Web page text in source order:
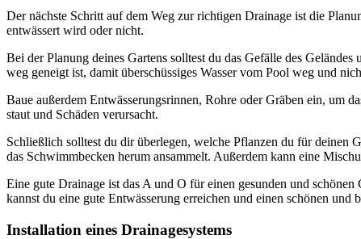
Der nächste Schritt auf dem Weg zur richtigen Drainage ist die
entwässert wird oder nicht.
Bei der Planung deines Gartens solltest du das Gefälle des
weg geneigt ist, damit überschüssiges Wasser vom Pool weg und
Baue außerdem Entwässerungsrinnen, Rohre oder Gräben ein, um
staut und Schäden verursacht.
Schließlich solltest du dir überlegen, welche Pflanzen du für deinen
das Schwimmbecken herum ansammelt. Außerdem kann eine
Eine gute Drainage ist das A und O für einen gesunden und
kannst du eine gute Entwässerung erreichen und einen schönen und
Installation eines Drainagesystems